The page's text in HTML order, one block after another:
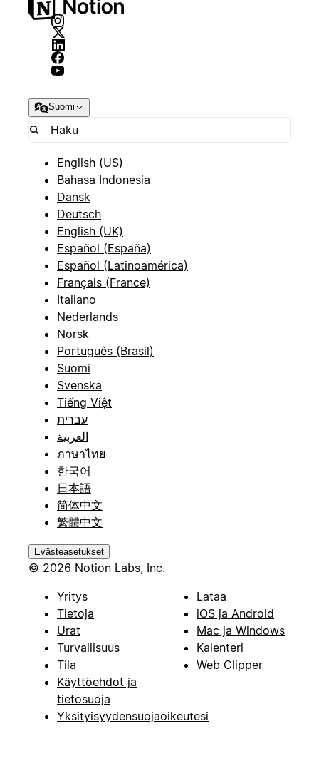
Suomi
English (US)
Bahasa Indonesia
Dansk
Deutsch
English (UK)
Español (España)
Español (Latinoamérica)
Français (France)
Italiano
Nederlands
Norsk
Português (Brasil)
Suomi
Svenska
Tiếng Việt
עברית
العربية
ภาษาไทย
한국어
日本語
简体中文
繁體中文
Evästeasetukset
© 2026 Notion Labs, Inc.
Yritys
Tietoja
Urat
Turvallisuus
Tila
Käyttöehdot ja
tietosuoja
Yksityisyydensuojaoikeutesi
Lataa
iOS ja Android
Mac ja Windows
Kalenteri
Web Clipper